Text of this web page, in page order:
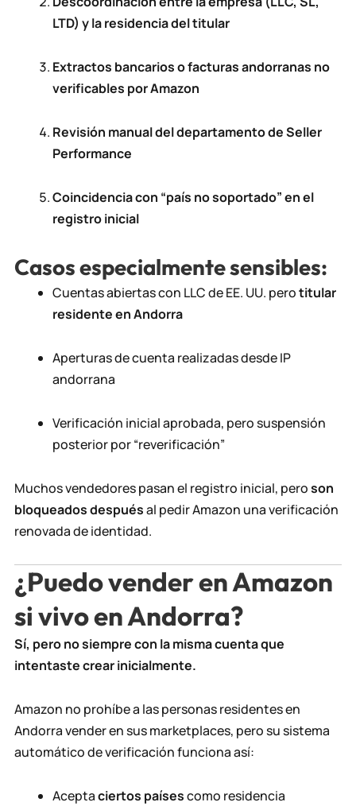
LTD) y la residencia del titular
Extractos bancarios o facturas andorranas no
verificables por Amazon
Revisión manual del departamento de Seller
Performance
Coincidencia con “país no soportado” en el
registro inicial
Casos especialmente sensibles:
Cuentas abiertas con LLC de EE. UU. perotitular
residente en Andorra
Aperturas de cuenta realizadas desde IP
andorrana
Verificación inicial aprobada, pero suspensión
posterior por “reverificación”
Muchos vendedores pasan el registro inicial, peroson
bloqueados despuésal pedir Amazon una verificación
renovada de identidad.
¿Puedo vender en Amazon
si vivo en Andorra?
Sí, pero no siempre con la misma cuenta que
intentaste crear inicialmente.
Amazon no prohíbe a las personas residentes en
Andorra vender en sus marketplaces, pero su sistema
automático de verificación funciona así:
Aceptaciertos paísescomo residencia